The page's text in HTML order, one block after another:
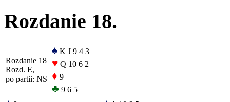
Rozdanie 18.
Rozdanie 18
Rozd. E,
po partii: NS
♠ K J 9 4 3
♥ Q 10 6 2
♦ 9
♣ 9 6 5